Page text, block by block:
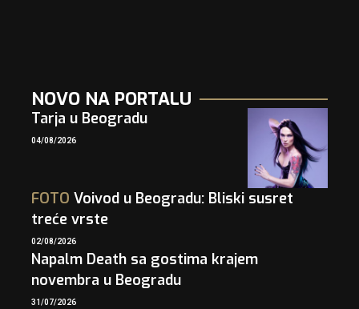
NOVO NA PORTALU
Tarja u Beogradu
04/08/2026
FOTO Voivod u Beogradu: Bliski susret
treće vrste
02/08/2026
Napalm Death sa gostima krajem
novembra u Beogradu
31/07/2026